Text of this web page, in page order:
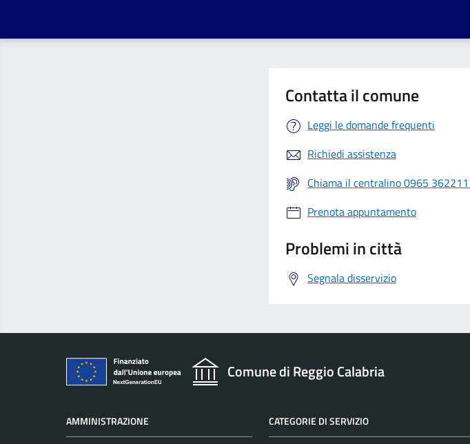
Contatta il comune
Leggi le domande frequenti
Richiedi assistenza
Chiama il centralino 0965
Prenota appuntamento
Problemi in città
Segnala disservizio
Comune di Reggio Calabria
AMMINISTRAZIONE CATEGORIE DI SERVIZIO